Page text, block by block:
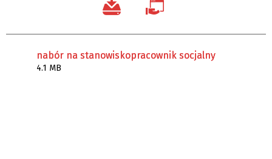
nabór na stanowiskopracownik socjalny
4.1 MB